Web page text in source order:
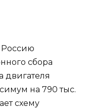
Россию
сбора
двигателя
на 790 тыс.
схему